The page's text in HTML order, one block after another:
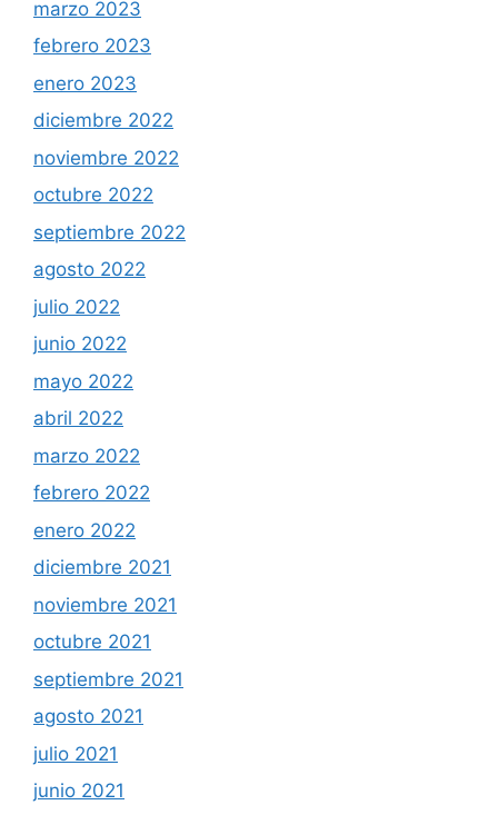
marzo 2023
febrero 2023
enero 2023
diciembre 2022
noviembre 2022
octubre 2022
septiembre 2022
agosto 2022
julio 2022
junio 2022
mayo 2022
abril 2022
marzo 2022
febrero 2022
enero 2022
diciembre 2021
noviembre 2021
octubre 2021
septiembre 2021
agosto 2021
julio 2021
junio 2021